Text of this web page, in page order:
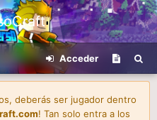
Acceder
deberás ser jugador dentro
! Tan solo entra a los